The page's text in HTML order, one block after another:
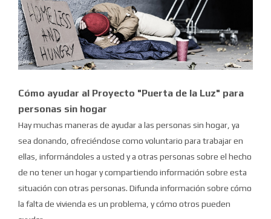
Cómo ayudar al Proyecto "Puerta de la Luz" para
personas sin hogar
Hay muchas maneras de ayudar a las personas sin hogar, ya
sea donando, ofreciéndose como voluntario para trabajar en
ellas, informándoles a usted y a otras personas sobre el hecho
de no tener un hogar y compartiendo información sobre esta
situación con otras personas. Difunda información sobre cómo
la falta de vivienda es un problema, y ​​cómo otros pueden